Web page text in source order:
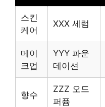
스킨
케어
XXX 세럼
메이
크업
YYY 파운
데이션
향수
ZZZ 오드
퍼퓸